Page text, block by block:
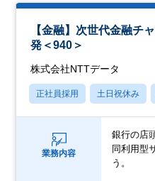
【金融】次世代金融チ
発＜940＞
株式会社NTTデータ
正社員採用 土日祝休み
業務内容
銀行の店
同利用型
う。